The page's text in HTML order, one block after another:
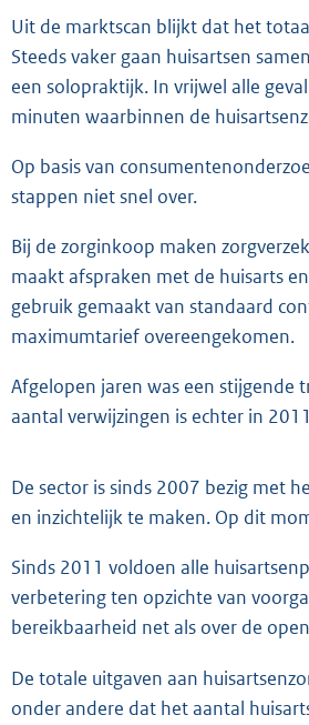
Uit de marktscan blijkt dat het
Steeds vaker gaan huisartsen
een solopraktijk. In vrijwel alle
minuten waarbinnen de
Op basis van
stappen niet snel over.
Bij de zorginkoop maken
maakt afspraken met de huisarts
gebruik gemaakt van standaard
maximumtarief overeengekomen.
Afgelopen jaren was een stijgende
aantal verwijzingen is echter in
De sector is sinds 2007 bezig met
en inzichtelijk te maken. Op dit
Sinds 2011 voldoen alle
verbetering ten opzichte van
bereikbaarheid net als over de
De totale uitgaven aan
onder andere dat het aantal